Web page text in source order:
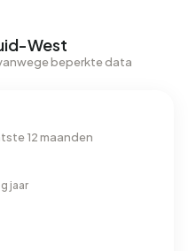
West
beperkte data
12 maanden
jaar